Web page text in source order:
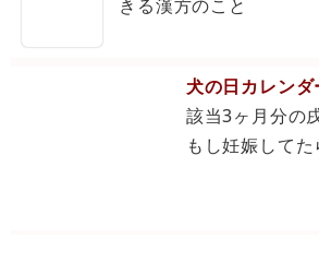
きる漢方のこと
犬の日カレンダ
該当3ヶ月分の
もし妊娠して